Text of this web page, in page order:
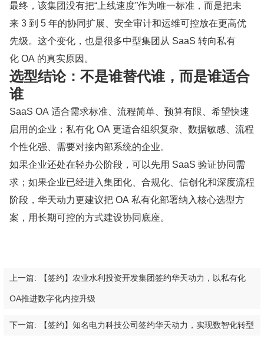
最终，该集团没有把“上线速度”作为唯一标准，而是把未
来 3 到 5 年的协同扩展、安全审计和运维可控放在更高优
先级。这个变化，也是很多中型集团从 SaaS 转向私有
化 OA 的真实原因。
选型结论：不是谁替代谁，而是谁适合
谁
SaaS OA 适合需求标准、流程简单、预算有限、希望快速
启用的企业；私有化 OA 更适合组织复杂、数据敏感、流程
个性化强、需要对接内部系统的企业。
如果企业还处在轻办公阶段，可以先用 SaaS 验证协同需
求；如果企业已经进入集团化、合规化、信创化和深度流程
阶段，华天动力更建议把 OA 私有化部署纳入核心选型方
案，用长期可控的方式建设协同底座。
上一篇: 【签约】农业水利投资开发集团签约华天动力，以私有化
OA推进数字化内控升级
下一篇: 【签约】知名电力科技公司签约华天动力，实现数智化转型